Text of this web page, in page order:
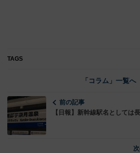
TAGS
「コラム」一覧へ
前の記事
【日報】新幹線駅名としては